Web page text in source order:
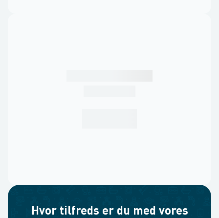
Hvor tilfreds er du med vores